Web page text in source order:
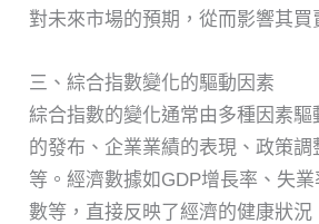
對未來市場的預期，從而影響其買
三、綜合指數變化的驅動因素
綜合指數的變化通常由多種因素驅
的發布、企業業績的表現、政策調
等。經濟數據如GDP增長率、失
數等，直接反映了經濟的健康狀況